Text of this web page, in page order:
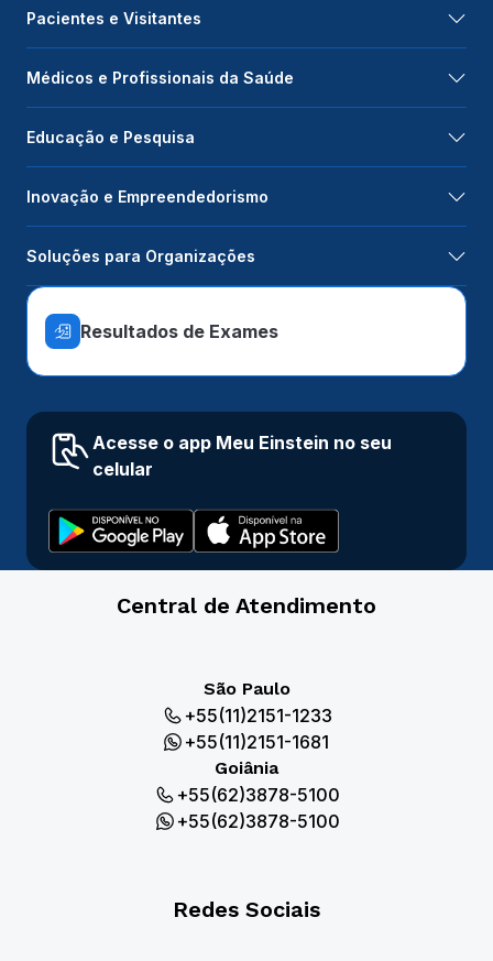
Pacientes e Visitantes
Médicos e Profissionais da Saúde
Educação e Pesquisa
Inovação e Empreendedorismo
Soluções para Organizações
Resultados de Exames
Acesse o app Meu Einstein no seu
celular
Central de Atendimento
São Paulo
+55(11)2151-1233
+55(11)2151-1681
Goiânia
+55(62)3878-5100
+55(62)3878-5100
Redes Sociais